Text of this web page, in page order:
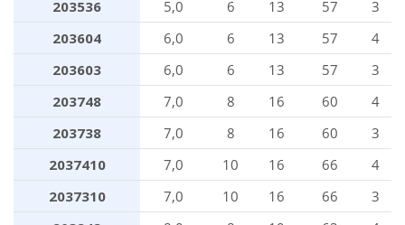
203536 5,0 6 13 57
3
203604
6,0 6 13 57
4
203603
6,0 6 13 57
3
203748
7,0 8 16 60
4
203738
7,0 8 16 60
3
2037410
7,0 10 16 66
4
2037310
7,0 10 16 66
3